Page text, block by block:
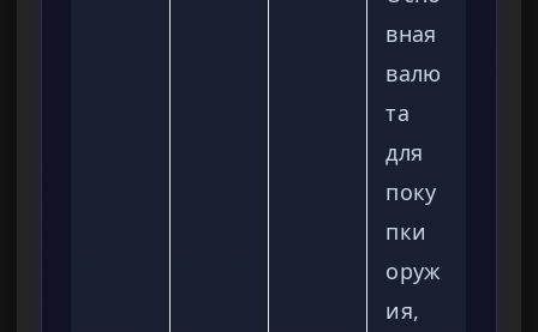
вная
валю
та
для
поку
пки
оруж
ия,